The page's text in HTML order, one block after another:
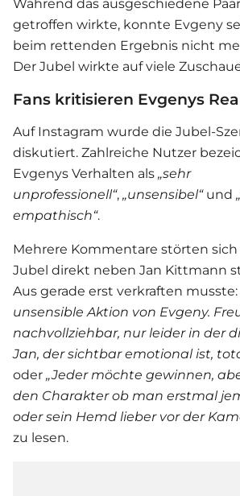
Während das ausgeschiedene
getroffen wirkte, konnte Evgeny
beim rettenden Ergebnis nicht
Der Jubel wirkte auf viele
Fans kritisieren Evgenys
Auf Instagram wurde die Jubel-
diskutiert. Zahlreiche Nutzer
Evgenys Verhalten als „sehr
unprofessionell“, „unsensibel“und
empathisch“.
Mehrere Kommentare störten sich
Jubel direkt neben Jan Kittmann
Aus gerade erst verkraften musste:
unsensible Aktion von Evgeny.
nachvollziehbar, nur leider in der
Jan, der sichtbar emotional ist,
oder „Jeder möchte gewinnen,
den Charakter ob man erstmal
oder sein Hemd lieber vor der
zu lesen.